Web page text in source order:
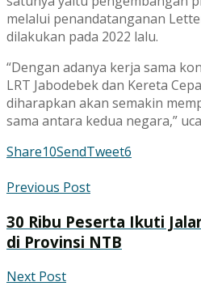
melalui penandatanganan
dilakukan pada 2022 lalu.
“Dengan adanya kerja sama
LRT Jabodebek dan Kereta
diharapkan akan semakin
sama antara kedua negara,”
Share10SendTweet6
Previous Post
30 Ribu Peserta Ikuti
di Provinsi NTB
Next Post